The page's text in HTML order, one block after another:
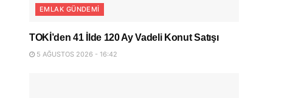
EMLAK GÜNDEMI
TOKİ’den 41 İlde 120 Ay Vadeli Konut Satışı
5 AĞUSTOS 2026 - 16:42